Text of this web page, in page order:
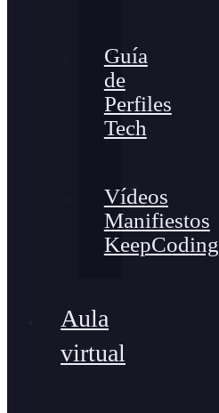
Guía
de
Perfiles
Tech
Vídeos
Manifiestos
KeepCoding
Aula
virtual